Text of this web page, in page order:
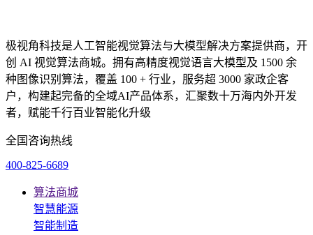
极视角科技是人工智能视觉算法与大模型解决方案提供商，开
创 AI 视觉算法商城。拥有高精度视觉语言大模型及 1500 余
种图像识别算法，覆盖 100 + 行业，服务超 3000 家政企客
户，构建起完备的全域AI产品体系，汇聚数十万海内外开发
者，赋能千行百业智能化升级
全国咨询热线
400-825-6689
算法商城
智慧能源
智能制造